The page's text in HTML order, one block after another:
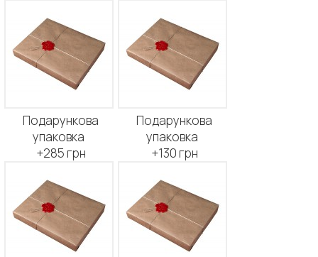
Подарункова
упаковка
+285 грн
Подарункова
упаковка
+130 грн